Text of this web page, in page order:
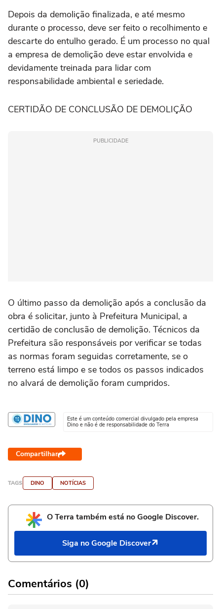
Depois da demolição finalizada, e até mesmo
durante o processo, deve ser feito o recolhimento e
descarte do entulho gerado. É um processo no qual
a empresa de demolição deve estar envolvida e
devidamente treinada para lidar com
responsabilidade ambiental e seriedade.
CERTIDÃO DE CONCLUSÃO DE DEMOLIÇÃO
PUBLICIDADE
O último passo da demolição após a conclusão da
obra é solicitar, junto à Prefeitura Municipal, a
certidão de conclusão de demolição. Técnicos da
Prefeitura são responsáveis por verificar se todas
as normas foram seguidas corretamente, se o
terreno está limpo e se todos os passos indicados
no alvará de demolição foram cumpridos.
Este é um conteúdo comercial divulgado pela empresa
Dino e não é de responsabilidade do Terra
Compartilhar
TAGS DINO NOTÍCIAS
O Terra também está no Google Discover.
Siga no Google Discover
Comentários (0)